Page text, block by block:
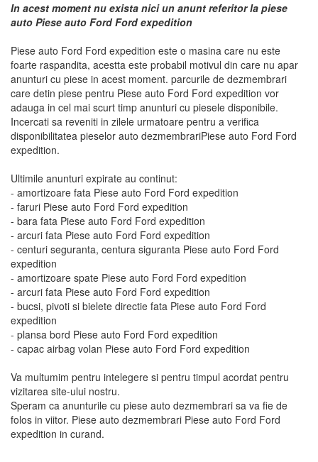
In acest moment nu exista nici un anunt referitor la piese
auto Piese auto Ford Ford expedition
Piese auto Ford Ford expedition este o masina care nu este
foarte raspandita, acestta este probabil motivul din care nu apar
anunturi cu piese in acest moment. parcurile de dezmembrari
care detin piese pentru Piese auto Ford Ford expedition vor
adauga in cel mai scurt timp anunturi cu piesele disponibile.
Incercati sa reveniti in zilele urmatoare pentru a verifica
disponibilitatea pieselor auto dezmembrariPiese auto Ford Ford
expedition.
Ultimile anunturi expirate au continut:
- amortizoare fata Piese auto Ford Ford expedition
- faruri Piese auto Ford Ford expedition
- bara fata Piese auto Ford Ford expedition
- arcuri fata Piese auto Ford Ford expedition
- centuri seguranta, centura siguranta Piese auto Ford Ford
expedition
- amortizoare spate Piese auto Ford Ford expedition
- arcuri fata Piese auto Ford Ford expedition
- bucsi, pivoti si bielete directie fata Piese auto Ford Ford
expedition
- plansa bord Piese auto Ford Ford expedition
- capac airbag volan Piese auto Ford Ford expedition
Va multumim pentru intelegere si pentru timpul acordat pentru
vizitarea site-ului nostru.
Speram ca anunturile cu piese auto dezmembrari sa va fie de
folos in viitor. Piese auto dezmembrari Piese auto Ford Ford
expedition in curand.